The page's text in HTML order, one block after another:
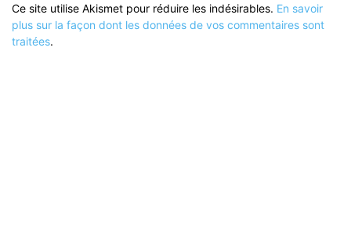
Ce site utilise Akismet pour réduire les indésirables. En savoir
plus sur la façon dont les données de vos commentaires sont
traitées.